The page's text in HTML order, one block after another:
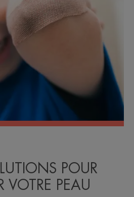
POUR
VOTRE PEAU